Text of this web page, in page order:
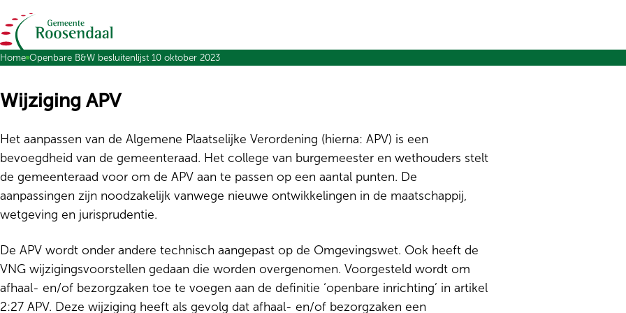
Ga naar de inhoud
Home Openbare B&W besluitenlijst 10 oktober 2023
Wijziging APV
Het aanpassen van de Algemene Plaatselijke Verordening (hierna: APV) is een
bevoegdheid van de gemeenteraad. Het college van burgemeester en wethouders stelt
de gemeenteraad voor om de APV aan te passen op een aantal punten. De
aanpassingen zijn noodzakelijk vanwege nieuwe ontwikkelingen in de maatschappij,
wetgeving en jurisprudentie.
De APV wordt onder andere technisch aangepast op de Omgevingswet. Ook heeft de
VNG wijzigingsvoorstellen gedaan die worden overgenomen. Voorgesteld wordt om
afhaal- en/of bezorgzaken toe te voegen aan de definitie ‘openbare inrichting’ in artikel
2:27 APV. Deze wijziging heeft als gevolg dat afhaal- en/of bezorgzaken een